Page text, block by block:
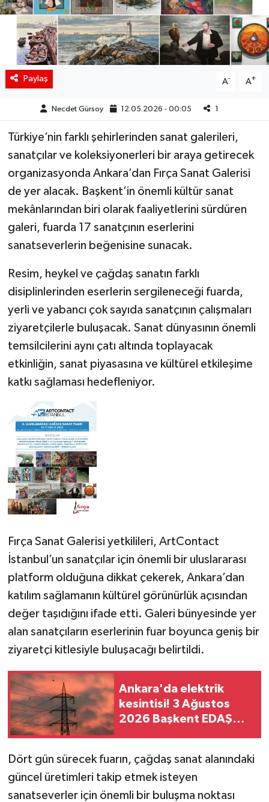
Paylaş A- A+
Necdet Gürsoy 12.05.2026 - 00:05 1
Türkiye’nin farklı şehirlerinden sanat galerileri,
sanatçılar ve koleksiyonerleri bir araya getirecek
organizasyonda Ankara’dan Fırça Sanat Galerisi
de yer alacak. Başkent’in önemli kültür sanat
mekânlarından biri olarak faaliyetlerini sürdüren
galeri, fuarda 17 sanatçının eserlerini
sanatseverlerin beğenisine sunacak.
Resim, heykel ve çağdaş sanatın farklı
disiplinlerinden eserlerin sergileneceği fuarda,
yerli ve yabancı çok sayıda sanatçının çalışmaları
ziyaretçilerle buluşacak. Sanat dünyasının önemli
temsilcilerini aynı çatı altında toplayacak
etkinliğin, sanat piyasasına ve kültürel etkileşime
katkı sağlaması hedefleniyor.
Fırça Sanat Galerisi yetkilileri, ArtContact
İstanbul’un sanatçılar için önemli bir uluslararası
platform olduğuna dikkat çekerek, Ankara’dan
katılım sağlamanın kültürel görünürlük açısından
değer taşıdığını ifade etti. Galeri bünyesinde yer
alan sanatçıların eserlerinin fuar boyunca geniş bir
ziyaretçi kitlesiyle buluşacağı belirtildi.
Ankara'da elektrik
kesintisi! 3 Ağustos
2026 Başkent EDAŞ
Dört gün sürecek fuarın, çağdaş sanat alanındaki
güncel üretimleri takip etmek isteyen
sanatseverler için önemli bir buluşma noktası